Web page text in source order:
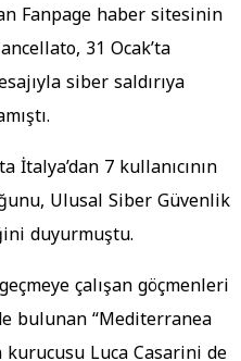
Fanpage haber sitesinin
31 Ocak’ta
siber saldırıya
İtalya’dan 7 kullanıcının
Ulusal Siber Güvenlik
duyurmuştu.
çalışan göçmenleri
bulunan “Mediterranea
kurucusu Luca Casarini de